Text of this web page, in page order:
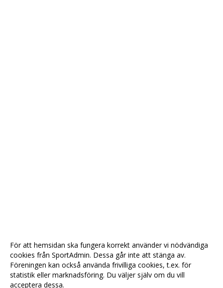
För att hemsidan ska fungera korrekt använder vi nödvändiga
cookies från SportAdmin. Dessa går inte att stänga av.
Föreningen kan också använda frivilliga cookies, t.ex. för
statistik eller marknadsföring. Du väljer själv om du vill
acceptera dessa.